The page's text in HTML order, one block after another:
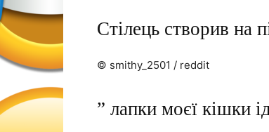
Стілець створив на
© smithy_2501 / reddit
” лапки моєї кішки